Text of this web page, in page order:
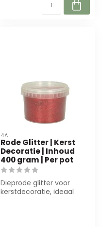
4A
Rode Glitter | Kerst
Decoratie | Inhoud
400 gram | Per pot
Dieprode glitter voor
kerstdecoratie, ideaal